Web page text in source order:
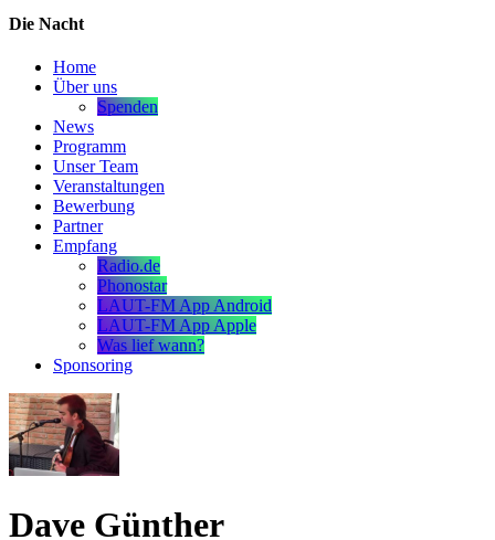
Die Nacht
Home
Über uns
Spenden
News
Programm
Unser Team
Veranstaltungen
Bewerbung
Partner
Empfang
Radio.de
Phonostar
LAUT-FM App Android
LAUT-FM App Apple
Was lief wann?
Sponsoring
Dave Günther